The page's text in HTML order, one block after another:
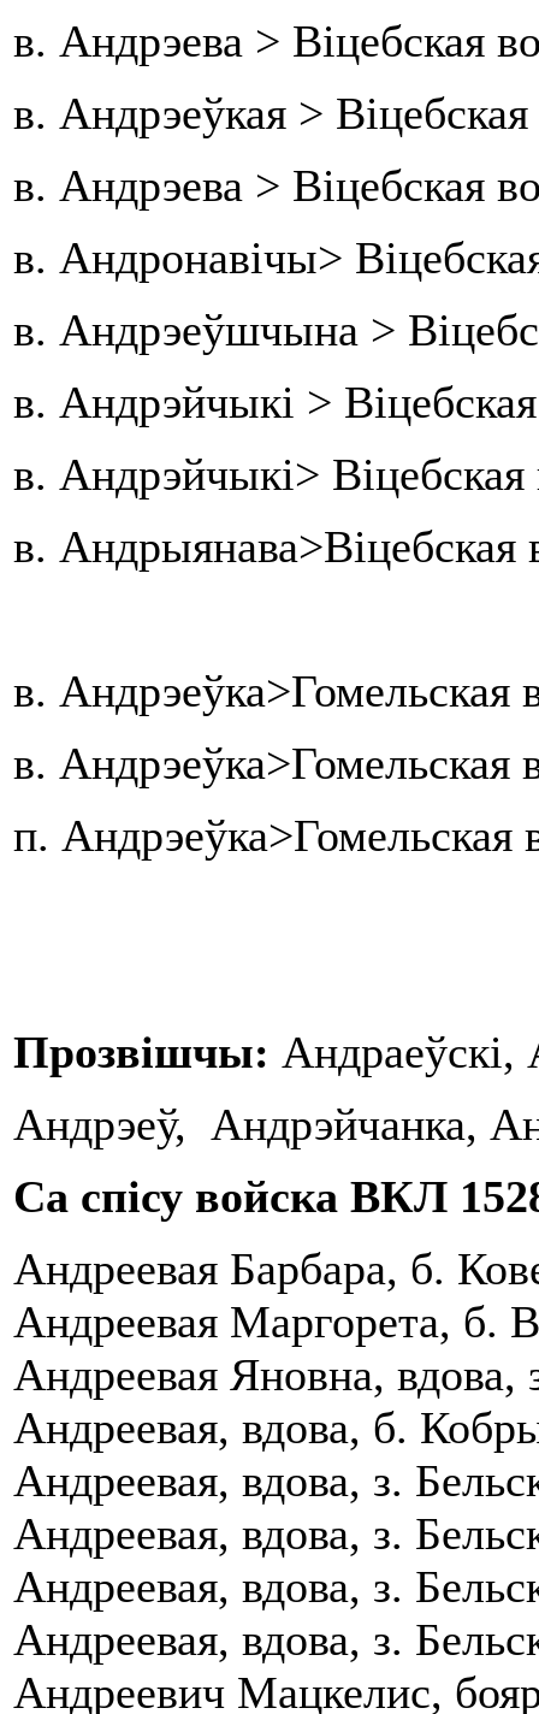
в. Андрэева > Віцебская
в. Андрэеўкая >
в. Андрэева > Віцебская
в. Андронавічы>
в. Андрэеўшчына >
в. Андрэйчыкі >
в. Андрэйчыкі>
в. Андрыянава>Віцебская
в. Андрэеўка>Гомельская
в. Андрэеўка>Гомельская
п. Андрэеўка>Гомельская
Прозвішчы: Андраеўскі,
Андрэеў, Андрэйчанка,
Са спісу войска ВКЛ
Андреевая Барбара, б.
Андреевая Маргорета, б.
Андреевая Яновна, вдова,
Андреевая, вдова, б.
Андреевая, вдова, з.
Андреевая, вдова, з.
Андреевая, вдова, з.
Андреевая, вдова, з.
Андреевич Мацкелис,